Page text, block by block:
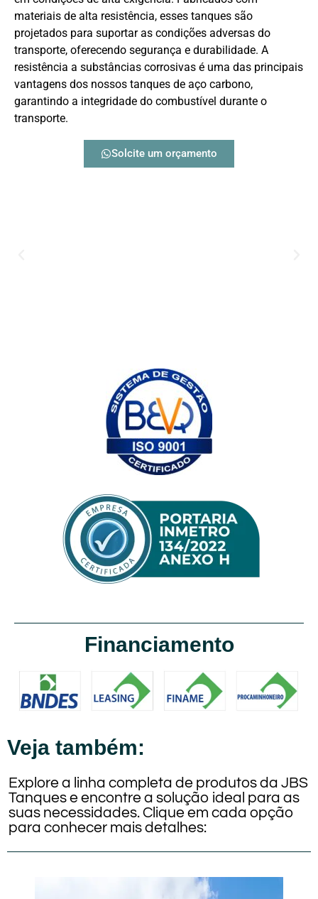
materiais de alta resistência, esses tanques são
projetados para suportar as condições adversas do
transporte, oferecendo segurança e durabilidade. A
resistência a substâncias corrosivas é uma das principais
vantagens dos nossos tanques de aço carbono,
garantindo a integridade do combustível durante o
transporte.
Solcite um orçamento
Financiamento
Veja também:
Explore a linha completa de produtos da JBS
Tanques e encontre a solução ideal para as
suas necessidades. Clique em cada opção
para conhecer mais detalhes: